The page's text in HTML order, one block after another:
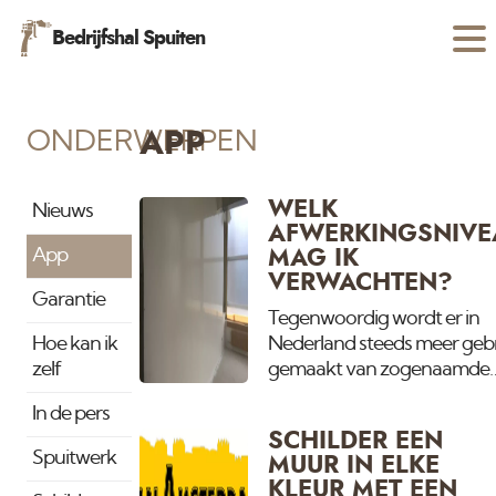
Bedrijfshal Spuiten
ONDERWERPEN
Nieuws
App
Garantie
Hoe kan ik
zelf
In de pers
Spuitwerk
APP
WELK
MAG IK
VERWACHTEN?
Tegenwoordig wordt er in
Nederland steeds meer
gemaakt van zogenaamde
traditioneel gestukadoord
wordt, maar dat er
SCHILDER EEN
MUUR IN ELKE
KLEUR MET EEN